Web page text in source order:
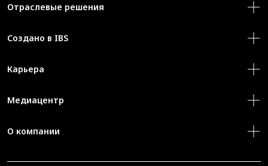
Отраслевые решения
Создано в IBS
Карьера
Медиацентр
О компании